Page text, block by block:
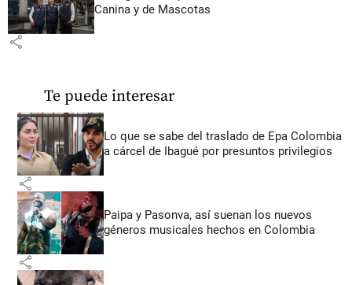
Canina y de Mascotas
share
Te puede interesar
Lo que se sabe del traslado de Epa Colombia
a cárcel de Ibagué por presuntos privilegios
share
Paipa y Pasonva, así suenan los nuevos
géneros musicales hechos en Colombia
share